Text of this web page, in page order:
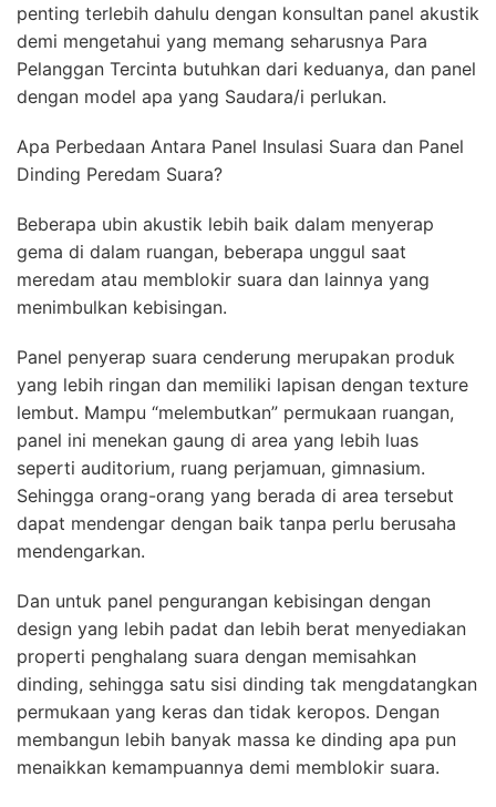
penting terlebih dahulu dengan konsultan panel akustik
demi mengetahui yang memang seharusnya Para
Pelanggan Tercinta butuhkan dari keduanya, dan panel
dengan model apa yang Saudara/i perlukan.
Apa Perbedaan Antara Panel Insulasi Suara dan Panel
Dinding Peredam Suara?
Beberapa ubin akustik lebih baik dalam menyerap
gema di dalam ruangan, beberapa unggul saat
meredam atau memblokir suara dan lainnya yang
menimbulkan kebisingan.
Panel penyerap suara cenderung merupakan produk
yang lebih ringan dan memiliki lapisan dengan texture
lembut. Mampu “melembutkan” permukaan ruangan,
panel ini menekan gaung di area yang lebih luas
seperti auditorium, ruang perjamuan, gimnasium.
Sehingga orang-orang yang berada di area tersebut
dapat mendengar dengan baik tanpa perlu berusaha
mendengarkan.
Dan untuk panel pengurangan kebisingan dengan
design yang lebih padat dan lebih berat menyediakan
properti penghalang suara dengan memisahkan
dinding, sehingga satu sisi dinding tak mengdatangkan
permukaan yang keras dan tidak keropos. Dengan
membangun lebih banyak massa ke dinding apa pun
menaikkan kemampuannya demi memblokir suara.